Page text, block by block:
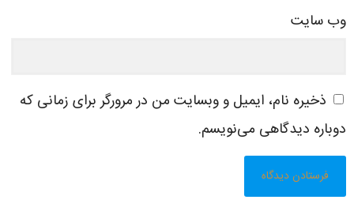
وب‌ سایت
ذخیره نام، ایمیل و وبسایت من در مرورگر برای زمانی که
دوباره دیدگاهی می‌نویسم.